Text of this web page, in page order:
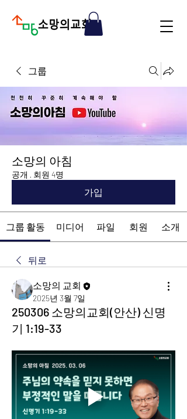
그룹
소망의 아침
공개 · 회원 4명
가입
그룹 활동 미디어 파일 회원 소개
뒤로
소망의 교회
2025년 3월 7일
250306 소망의교회(안산) 신명
기 1:19-33